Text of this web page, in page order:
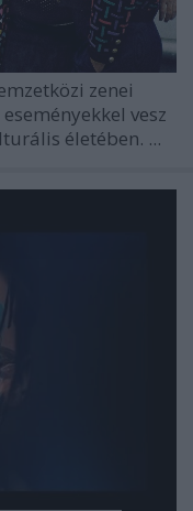
zenei
vesz
életében. ...